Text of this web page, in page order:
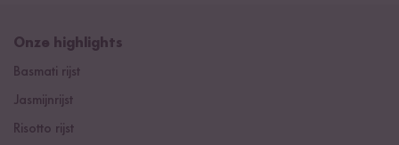
Onze highlights
Basmati rijst
Jasmijnrijst
Risotto rijst